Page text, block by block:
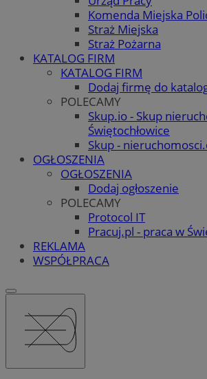
Komenda Miejska
Straż Miejska
Straż Pożarna
KATALOG FIRM
KATALOG FIRM
Dodaj firmę do
POLECAMY
Skup.io - Skup
Świętochłowice
Skup -
OGŁOSZENIA
OGŁOSZENIA
Dodaj ogłoszenie
POLECAMY
Protocol IT
Pracuj.pl - praca w
REKLAMA
WSPÓŁPRACA